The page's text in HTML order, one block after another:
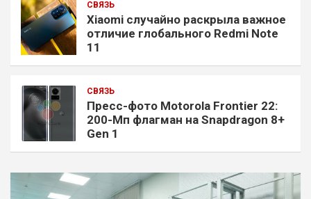
СВЯЗЬ
Xiaomi случайно раскрыла важное
отличие глобального Redmi Note
11
СВЯЗЬ
Пресс-фото Motorola Frontier 22:
200-Мп флагман на Snapdragon 8+
Gen 1